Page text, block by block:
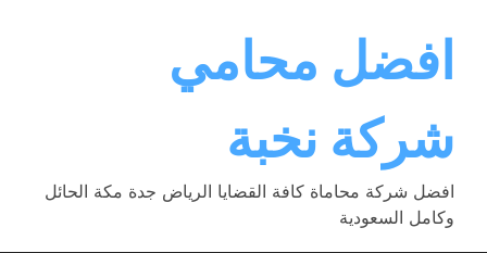
contentافضل محامي
شركة نخبة
افضل شركة محاماة كافة القضايا الرياض جدة مكة الحائل
وكامل السعودية